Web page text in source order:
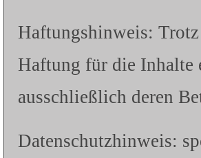
Haftungshinweis:
Haftung für die Inhalte
ausschließlich deren
Datenschutzhinweis: